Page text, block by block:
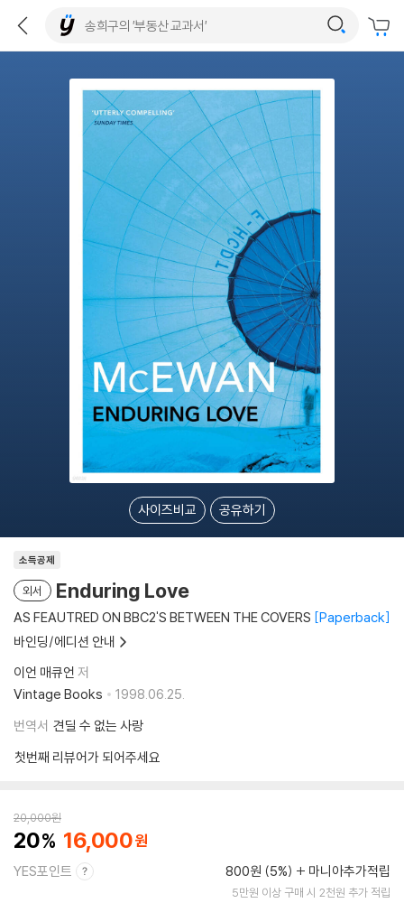
사이즈비교 공유하기
소득공제
외서 Enduring Love
AS FEAUTRED ON BBC2'S BETWEEN THE COVERS Paperback
바인딩/에디션 안내
이언 매큐언 저
Vintage Books
1998.06.25.
번역서 견딜 수 없는 사랑
첫번째 리뷰어가 되어주세요
20,000원
20 16,000
YES포인트 800원 (5%) 마니아추가적립
5만원 이상 구매 시 2천원 추가 적립